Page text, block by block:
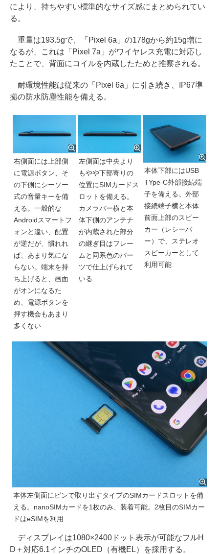
により、持ちやすい標準的なサイズ感にまとめられてい
る。
重量は193.5gで、「Pixel 6a」の178gから約15g増に
なるが、これは「Pixel 7a」がワイヤレス充電に対応し
たことで、背面にコイルを内蔵したためと推察される。
耐環境性能は従来の「Pixel 6a」に引き続き、IP67準
拠の防水防塵性能を備える。
右側面には上部側
に電源ボタン、そ
の下側にシーソー
式の音量キーを備
える。一般的な
Androidスマートフ
ォンと違い、配置
が逆だが、慣れれ
ば、あまり気にな
らない。端末を持
ち上げると、画面
がオンになるた
め、電源ボタンを
押す機会もあまり
多くない
左側面は中央より
もやや下部寄りの
位置にSIMカードス
ロットを備える。
カメラバー横と本
体下側のアンテナ
が内蔵された部分
の継ぎ目はフレー
ムと同系色のパー
ツで仕上げられて
いる
本体下部にはUSB
TYpe-C外部接続端
子を備える。外部
接続端子横と本体
前面上部のスピー
カー（レシーバ
ー）で、ステレオ
スピーカーとして
利用可能
本体左側面にピンで取り出すタイプのSIMカードスロットを備
える。nanoSIMカードを1枚のみ、装着可能。2枚目のSIMカー
ドはeSIMを利用
ディスプレイは1080×2400ドット表示が可能なフルH
D＋対応6.1インチのOLED（有機EL）を採用する。